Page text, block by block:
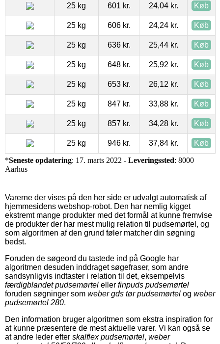
25 kg 601 kr. 24,04 kr. Køb
25 kg 606 kr. 24,24 kr. Køb
25 kg 636 kr. 25,44 kr. Køb
25 kg 648 kr. 25,92 kr. Køb
25 kg 653 kr. 26,12 kr. Køb
25 kg 847 kr. 33,88 kr. Køb
25 kg 857 kr. 34,28 kr. Køb
25 kg 946 kr. 37,84 kr. Køb
*Seneste opdatering: 17. marts 2022 - Leveringssted: 8000
Aarhus
Varerne der vises på den her side er udvalgt automatisk af
hjemmesidens webshop-robot. Den har nemlig kigget
ekstremt mange produkter med det formål at kunne fremvise
de produkter der har mest mulig relation til pudsemørtel, og
som algoritmen af den grund føler matcher din søgning
bedst.
Foruden de søgeord du tastede ind på Google har
algoritmen desuden inddraget søgefraser, som andre
sandsynligvis indtaster i relation til det, eksempelvis
færdigblandet pudsemørtel eller finpuds pudsemørtel
foruden søgninger som weber gds tør pudsemørtel og weber
pudsemørtel 280.
Den information bruger algoritmen som ekstra inspiration for
at kunne præsentere de mest aktuelle varer. Vi kan også se
at andre leder efter skalflex pudsemørtel, weber